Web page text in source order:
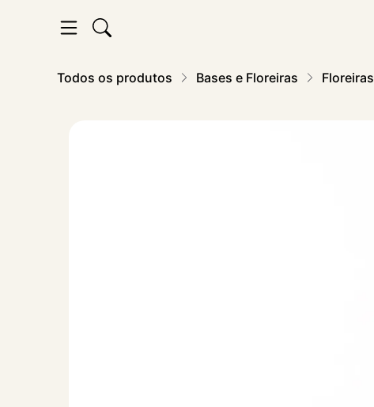
Todos os produtos Bases e Floreiras Floreiras